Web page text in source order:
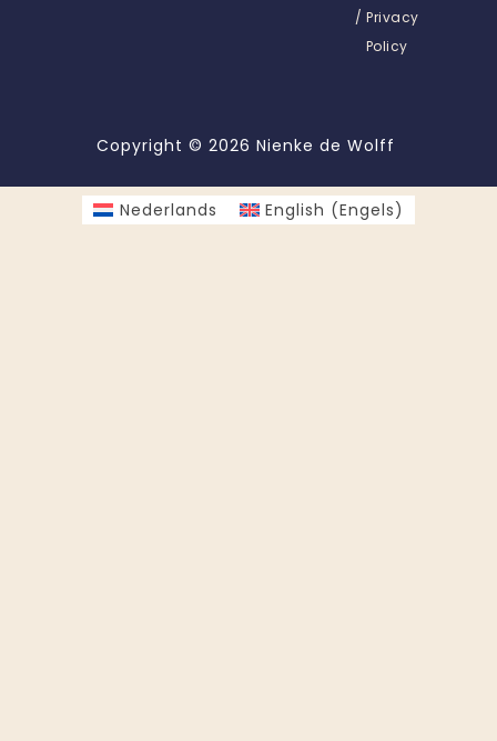
/ Privacy
Policy
Copyright © 2026 Nienke de Wolff
Nederlands English (Engels)